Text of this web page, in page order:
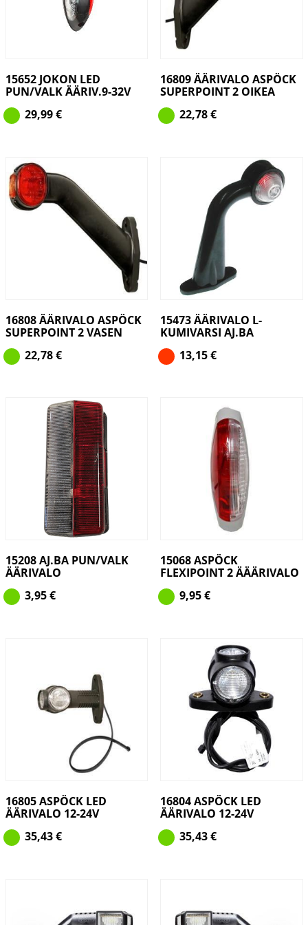
15652 JOKON LED
PUN/VALK ÄÄRIV.9-32V
29,99€
16809 ÄÄRIVALO ASPÖCK
SUPERPOINT 2 OIKEA
22,78€
16808 ÄÄRIVALO ASPÖCK
SUPERPOINT 2 VASEN
22,78€
15473 ÄÄRIVALO L-
KUMIVARSI AJ.BA
13,15€
15208 AJ.BA PUN/VALK
ÄÄRIVALO
3,95€
15068 ASPÖCK
FLEXIPOINT 2 ÄÄÄRIVALO
9,95€
16805 ASPÖCK LED
ÄÄRIVALO 12-24V
35,43€
16804 ASPÖCK LED
ÄÄRIVALO 12-24V
35,43€